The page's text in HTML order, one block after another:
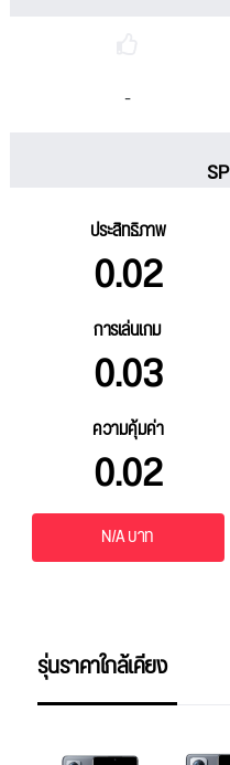
-
ประสิทธิภาพ
0.02
การเล่นเกม
0.03
ความคุ้มค่า
0.02
N/A บาท
รุ่นราคาใกล้เคียง